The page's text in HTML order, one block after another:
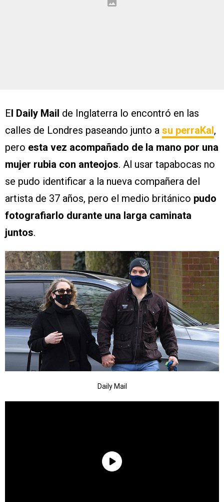
E l Daily Mail de Inglaterra lo encontró en las
calles de Londres paseando junto a su perraKal ,
pero esta vez acompañado de la mano por una
mujer rubia con anteojos. Al usar tapabocas no
se pudo identificar a la nueva compañera del
artista de 37 años, pero el medio británico pudo
fotografiarlo durante una larga caminata
juntos.
Daily Mail